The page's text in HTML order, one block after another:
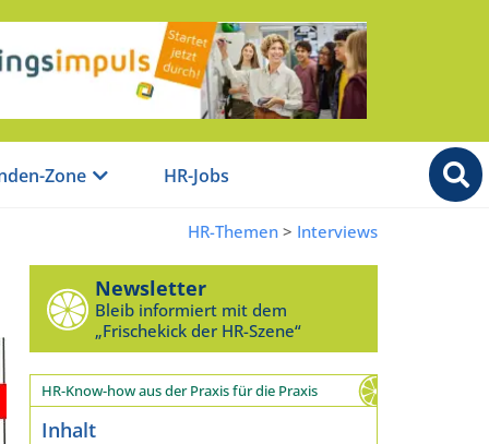
Zone HR-Jobs
HR-Themen > Interviews
Newsletter
Bleib informiert mit dem
„Frischekick der HR-Szene“
HR-Know-how aus der Praxis für die Praxis
Inhalt